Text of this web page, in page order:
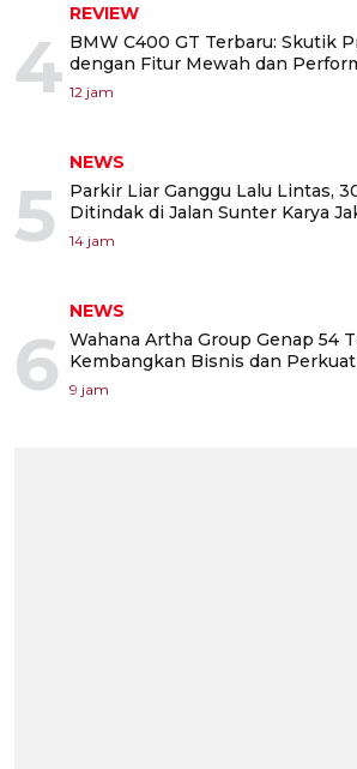
4
REVIEW
BMW C400 GT Terbaru: Skutik
dengan Fitur Mewah dan
12 jam
5
NEWS
Parkir Liar Ganggu Lalu Lintas,
Ditindak di Jalan Sunter Karya
14 jam
6
NEWS
Wahana Artha Group Genap 54
Kembangkan Bisnis dan
9 jam